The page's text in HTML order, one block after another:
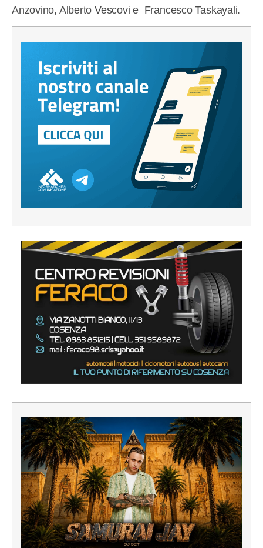
Anzovino, Alberto Vescovi e Francesco Taskayali.